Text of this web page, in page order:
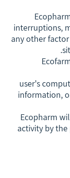
8.5
interruptions,
any other
8.6
user's
information,
8.7
activity by